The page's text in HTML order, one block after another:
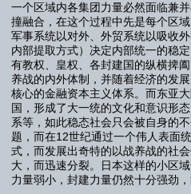
一个区域内各集团力量必然面临兼
撞融合，在这个过程中先是每个区
军事系统以对外、外贸系统以吸收
内部提取方式）决定内部统一的稳
有教权、皇权、各封建国的纵横捭
养战的内外体制，并随着经济的发
核心的金融资本主义体系。而东亚
国，形成了大一统的文化和意识形
系等，如此稳态社会只会被自身的
题，而在12世纪通过一个伟人表面
式，而发展出奇特的以战养战的社
大，而迅速分裂。日本这样的小区
力量弱小，封建力量仍然十分强劲